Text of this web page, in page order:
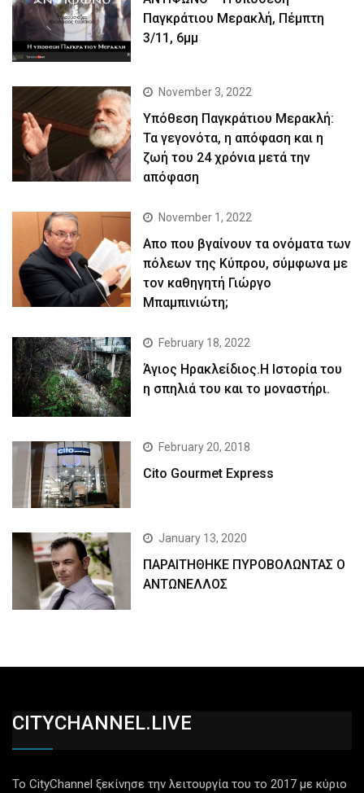
Παγκράτιου Μερακλή, Πέμπτη
3/11, 6μμ
November 3, 2022
Yπόθεση Παγκράτιου Μερακλή:
Τα γεγονότα, η απόφαση και η
ζωή του 24 χρόνια μετά την
απόφαση
November 1, 2022
Απο που βγαίνουν τα ονόματα των
πόλεων της Κύπρου, σύμφωνα με
τον καθηγητή Γιώργο
Μπαμπινιώτη;
February 18, 2022
Άγιος Ηρακλείδιος.Η Ιστορία του
η σπηλιά του και το μοναστήρι.
February 20, 2018
Cito Gourmet Express
January 13, 2020
ΠΑΡΑΙΤΗΘΗΚΕ ΠΥΡΟΒΟΛΩΝΤΑΣ Ο
ΑΝΤΩΝΕΛΛΟΣ
CITYCHANNEL.LIVE
Το CityChannel ξεκίνησε την λειτουργία του το 2017 με κύριο